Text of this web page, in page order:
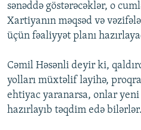
sənəddə göstərəcəklər, o
Xartiyanın məqsəd və
üçün fəaliyyət planı
Cəmil Həsənli deyir ki,
yolları müxtəlif layihə,
ehtiyac yaranarsa, onlar
hazırlayıb təqdim edə bilərlər.